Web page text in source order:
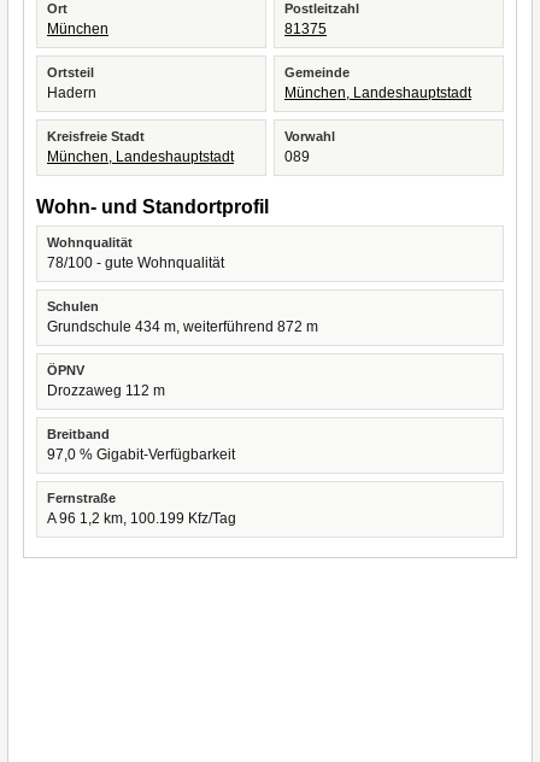
Ort
München
Postleitzahl
81375
Ortsteil
Hadern
Gemeinde
München, Landeshauptstadt
Kreisfreie Stadt
München, Landeshauptstadt
Vorwahl
089
Wohn- und Standortprofil
Wohnqualität
78/100 - gute Wohnqualität
Schulen
Grundschule 434 m, weiterführend 872 m
ÖPNV
Drozzaweg 112 m
Breitband
97,0 % Gigabit-Verfügbarkeit
Fernstraße
A 96 1,2 km, 100.199 Kfz/Tag